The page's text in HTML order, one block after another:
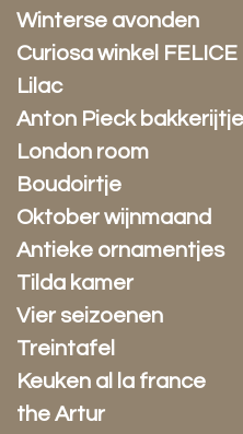
Winterse avonden
Curiosa winkel FELICE
Lilac
Anton Pieck
London room
Boudoirtje
Oktober wijnmaand
Antieke ornamentjes
Tilda kamer
Vier seizoenen
Treintafel
Keuken al la france
the Artur